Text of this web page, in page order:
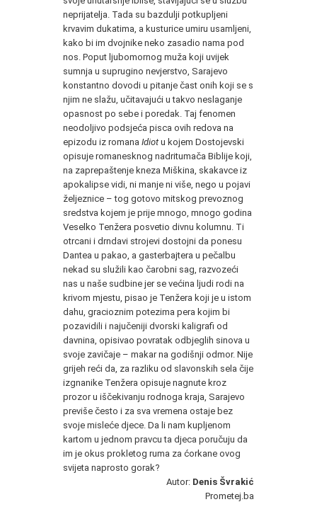
neprijatelja. Tada su bazdulji potkupljeni
krvavim dukatima, a kusturice umiru usamljeni,
kako bi im dvojnike neko zasadio nama pod
nos. Poput ljubomornog muža koji uvijek
sumnja u suprugino nevjerstvo, Sarajevo
konstantno dovodi u pitanje čast onih koji se s
njim ne slažu, učitavajući u takvo neslaganje
opasnost po sebe i poredak. Taj fenomen
neodoljivo podsjeća pisca ovih redova na
epizodu iz romana Idiot u kojem Dostojevski
opisuje romanesknog nadritumača Biblije koji,
na zaprepaštenje kneza Miškina, skakavce iz
apokalipse vidi, ni manje ni više, nego u pojavi
željeznice – tog gotovo mitskog prevoznog
sredstva kojem je prije mnogo, mnogo godina
Veselko Tenžera posvetio divnu kolumnu. Ti
otrcani i drndavi strojevi dostojni da ponesu
Dantea u pakao, a gasterbajtera u pečalbu
nekad su služili kao čarobni sag, razvozeći
nas u naše sudbine jer se većina ljudi rodi na
krivom mjestu, pisao je Tenžera koji je u istom
dahu, gracioznim potezima pera kojim bi
pozavidili i najučeniji dvorski kaligrafi od
davnina, opisivao povratak odbjeglih sinova u
svoje zavičaje – makar na godišnji odmor. Nije
grijeh reći da, za razliku od slavonskih sela čije
izgnanike Tenžera opisuje nagnute kroz
prozor u iščekivanju rodnoga kraja, Sarajevo
previše često i za sva vremena ostaje bez
svoje misleće djece. Da li nam kupljenom
kartom u jednom pravcu ta djeca poručuju da
im je okus prokletog ruma za ćorkane ovog
svijeta naprosto gorak?
Autor: Denis Švrakić
Prometej.ba